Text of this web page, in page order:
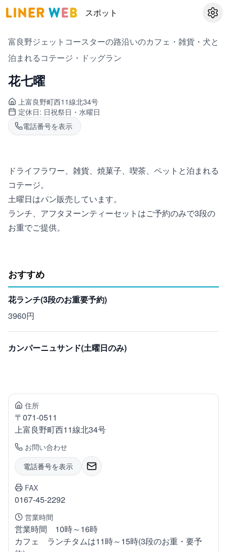
スポット 設定
富良野ジェットコースターの路沿いのカフェ・雑貨・犬と
泊まれるコテージ・ドッグラン
花七曜
上富良野町西11線北34号
定休日: 日祝祭日・水曜日
電話番号を表示
ドライフラワー、雑貨、焼菓子、喫茶、ペットと泊まれる
コテージ。
土曜日はパン販売しています。
ランチ、アフタヌーンティーセットはご予約のみで3段の
お重でご提供。
おすすめ
花ランチ(3段のお重要予約)
3960円
カンパーニュサンド(土曜日のみ)
住所
〒071-0511
上富良野町西11線北34号
お問い合わせ
電話番号を表示
FAX
0167-45-2292
営業時間
営業時間 10時～16時
カフェ ランチタムは11時～15時(3段のお重・要予